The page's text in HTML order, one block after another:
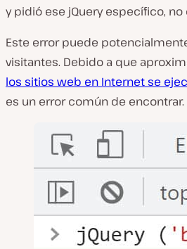
y pidió ese jQuery específico,
Este error puede
visitantes. Debido a que
los sitios web en Internet se
es un error común de encontrar.